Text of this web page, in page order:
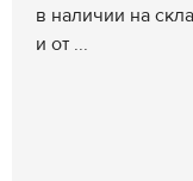
в наличии на
и от ...